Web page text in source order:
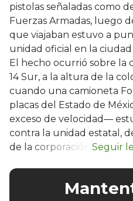
pistolas señaladas como
Fuerzas Armadas, luego
que viajaban estuvo a
unidad oficial en la
El hecho ocurrió sobre la
14 Sur, a la altura de la
cuando una camioneta
placas del Estado de
exceso de velocidad—
contra la unidad estatal,
de la corporación.